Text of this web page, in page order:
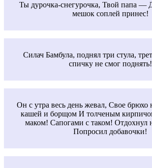
Ты дурочка-снегурочка, Твой папа —
мешок соплей принес!
Силач Бамбула, поднял три стула,
спичку не смог поднять!
Он с утра весь день жевал, Свое брюхо
кашей и борщом И толченым
маком! Сапогами с таком! Отдохнул
Попросил добавочки!